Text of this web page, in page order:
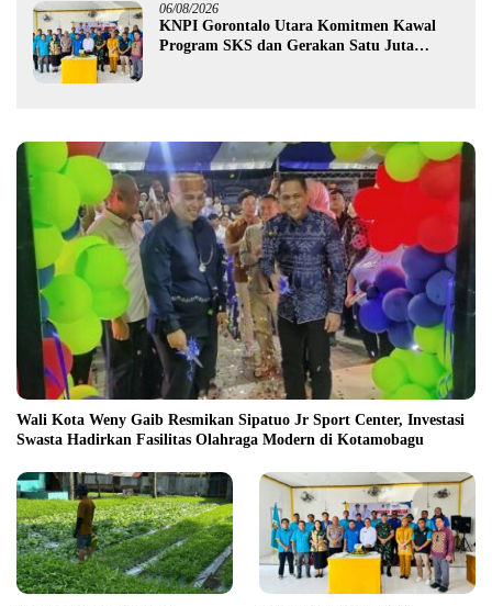
06/08/2026
KNPI Gorontalo Utara Komitmen Kawal
Program SKS dan Gerakan Satu Juta
Wali Kota Weny Gaib Resmikan Sipatuo Jr Sport Center, Investasi
Swasta Hadirkan Fasilitas Olahraga Modern di Kotamobagu